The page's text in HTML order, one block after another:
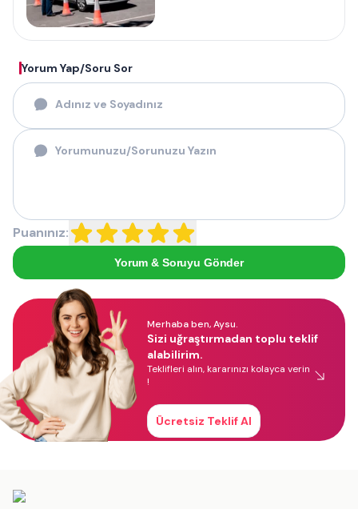
Yorum Yap/Soru Sor
Puanınız:
Yorum & Soruyu Gönder
Merhaba ben, Aysu.
Sizi uğraştırmadan toplu teklif
alabilirim.
Teklifleri alın, kararınızı kolayca verin
!
Ücretsiz Teklif Al